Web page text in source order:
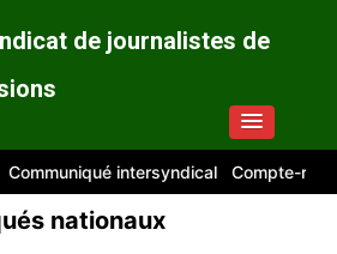
de journalistes de
intersyndical Compte-rendu CSE
nationaux